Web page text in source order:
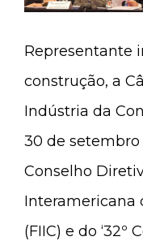
Representante
construção, a
Indústria da
30 de setembro
Conselho
Interamericana
(FIIC) e do ‘32º